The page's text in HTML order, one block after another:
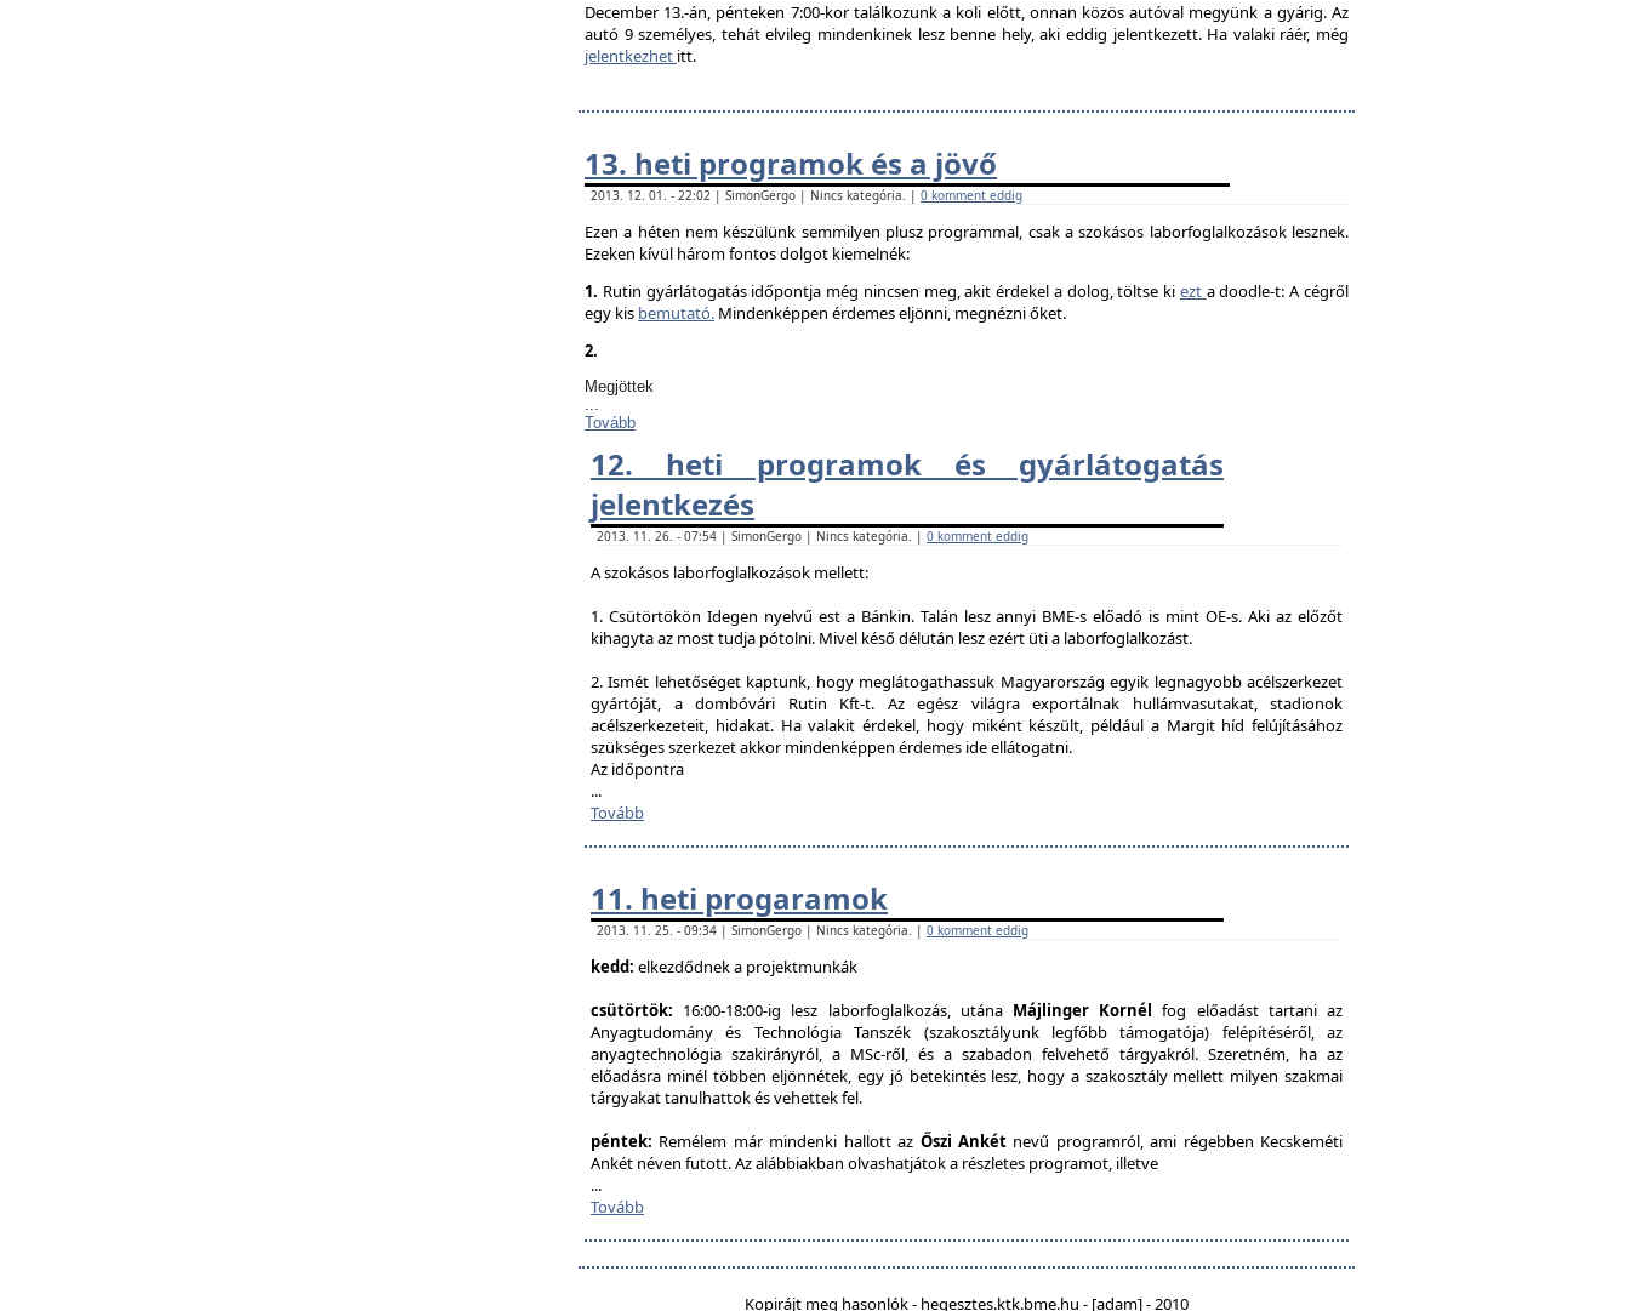
December 13.-án, pénteken 7:00-kor találkozunk a koli előtt, onnan közös autóval megyünk a gyárig. Az
autó 9 személyes, tehát elvileg mindenkinek lesz benne hely, aki eddig jelentkezett. Ha valaki ráér, még
jelentkezhet itt.
13. heti programok és a jövő
2013. 12. 01. - 22:02 | SimonGergo | Nincs kategória. | 0 komment eddig
Ezen a héten nem készülünk semmilyen plusz programmal, csak a szokásos laborfoglalkozások lesznek.
Ezeken kívül három fontos dolgot kiemelnék:
1. Rutin gyárlátogatás időpontja még nincsen meg, akit érdekel a dolog, töltse ki ezt a doodle-t: A cégről
egy kis bemutató. Mindenképpen érdemes eljönni, megnézni őket.
2.
Megjöttek
...
Tovább
12. heti programok és gyárlátogatás
jelentkezés
2013. 11. 26. - 07:54 | SimonGergo | Nincs kategória. | 0 komment eddig
A szokásos laborfoglalkozások mellett:
1. Csütörtökön Idegen nyelvű est a Bánkin. Talán lesz annyi BME-s előadó is mint OE-s. Aki az előzőt
kihagyta az most tudja pótolni. Mivel késő délután lesz ezért üti a laborfoglalkozást.
2. Ismét lehetőséget kaptunk, hogy meglátogathassuk Magyarország egyik legnagyobb acélszerkezet
gyártóját, a dombóvári Rutin Kft-t. Az egész világra exportálnak hullámvasutakat, stadionok
acélszerkezeteit, hidakat. Ha valakit érdekel, hogy miként készült, például a Margit híd felújításához
szükséges szerkezet akkor mindenképpen érdemes ide ellátogatni.
Az időpontra
...
Tovább
11. heti progaramok
2013. 11. 25. - 09:34 | SimonGergo | Nincs kategória. | 0 komment eddig
kedd: elkezdődnek a projektmunkák
csütörtök: 16:00-18:00-ig lesz laborfoglalkozás, utána Májlinger Kornél fog előadást tartani az
Anyagtudomány és Technológia Tanszék (szakosztályunk legfőbb támogatója) felépítéséről, az
anyagtechnológia szakirányról, a MSc-ről, és a szabadon felvehető tárgyakról. Szeretném, ha az
előadásra minél többen eljönnétek, egy jó betekintés lesz, hogy a szakosztály mellett milyen szakmai
tárgyakat tanulhattok és vehettek fel.
péntek: Remélem már mindenki hallott az Őszi Ankétnevű programról, ami régebben Kecskeméti
Ankét néven futott. Az alábbiakban olvashatjátok a részletes programot, illetve
...
Tovább
Kopirájt meg hasonlók - hegesztes.ktk.bme.hu - [adam] - 2010